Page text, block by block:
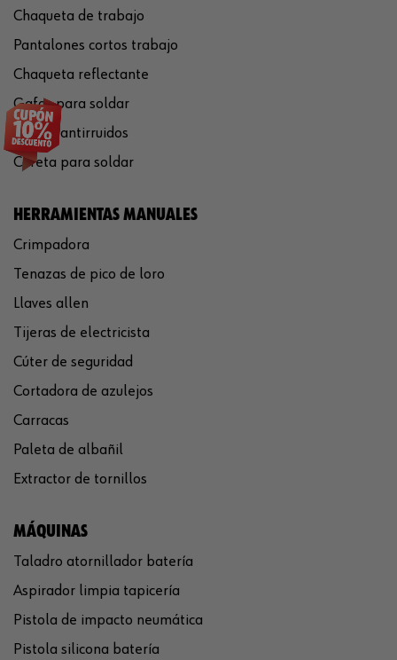
Chaqueta de trabajo
Pantalones cortos trabajo
Chaqueta reflectante
Gafas para soldar
Cascos antirruidos
Careta para soldar
HERRAMIENTAS MANUALES
Crimpadora
Tenazas de pico de loro
Llaves allen
Tijeras de electricista
Cúter de seguridad
Cortadora de azulejos
Carracas
Paleta de albañil
Extractor de tornillos
MÁQUINAS
Taladro atornillador batería
Aspirador limpia tapicería
Pistola de impacto neumática
Pistola silicona batería